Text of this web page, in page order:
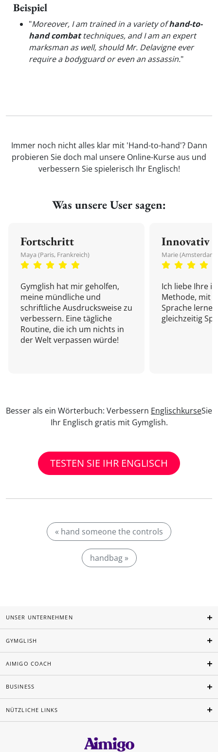
Beispiel
"Moreover, I am trained in a variety ofhand-to-
hand combattechniques, and I am an expert
marksman as well, should Mr. Delavigne ever
require a bodyguard or even an assassin."
Immer noch nicht alles klar mit 'Hand-to-hand'? Dann
probieren Sie doch mal unsere Online-Kurse aus und
verbessern Sie spielerisch Ihr Englisch!
Was unsere User sagen:
Fortschritt
Maya (Paris, Frankreich)
Gymglish hat mir geholfen,
meine mündliche und
schriftliche Ausdrucksweise zu
verbessern. Eine tägliche
Routine, die ich um nichts in
der Welt verpassen würde!
Innovativ
Marie
Ich liebe Ihre
Methode, mit
Sprache
gleichzeitig
Besser als ein Wörterbuch: Verbessern EnglischkurseSie
Ihr Englisch gratis mit Gymglish.
TESTEN SIE IHR ENGLISCH
« hand someone the controls
handbag »
UNSER UNTERNEHMEN
GYMGLISH
AIMIGO COACH
BUSINESS
NÜTZLICHE LINKS